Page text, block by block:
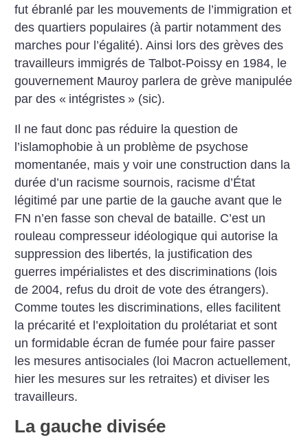
fut ébranlé par les mouvements de l’immigration et
des quartiers populaires (à partir notamment des
marches pour l’égalité). Ainsi lors des grèves des
travailleurs immigrés de Talbot-Poissy en 1984, le
gouvernement Mauroy parlera de grève manipulée
par des « intégristes » (sic).
Il ne faut donc pas réduire la question de
l’islamophobie à un problème de psychose
momentanée, mais y voir une construction dans la
durée d’un racisme sournois, racisme d’État
légitimé par une partie de la gauche avant que le
FN n’en fasse son cheval de bataille. C’est un
rouleau compresseur idéologique qui autorise la
suppression des libertés, la justification des
guerres impérialistes et des discriminations (lois
de 2004, refus du droit de vote des étrangers).
Comme toutes les discriminations, elles facilitent
la précarité et l’exploitation du prolétariat et sont
un formidable écran de fumée pour faire passer
les mesures antisociales (loi Macron actuellement,
hier les mesures sur les retraites) et diviser les
travailleurs.
La gauche divisée